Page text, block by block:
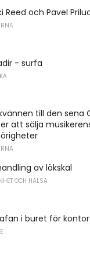
Reed och Pavel
- surfa
till den sena
att sälja
av lökskal
OCH HÄLSA
i buret för